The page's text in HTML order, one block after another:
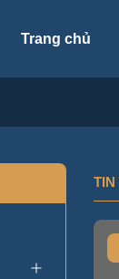
Trang chủ
TIN